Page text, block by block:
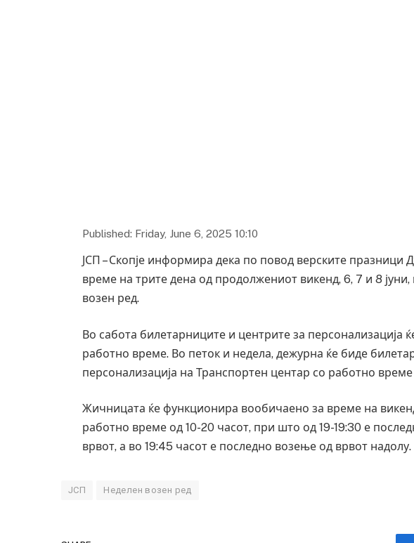
Published: Friday, June 6, 2025 10:10
ЈСП – Скопје информира дека по повод верските празници
време на трите дена од продолжениот викенд, 6, 7 и 8
возен ред.
Во сабота билетарниците и центрите за персонализација
работно време. Во петок и недела, дежурна ќе биде
персонализација на Транспортен центар со работно
Жичницата ќе функционира вообичаено за време на
работно време од 10-20 часот, при што од 19-19:30 е
врвот, а во 19:45 часот е последно возење од врвот надолу.
ЈСП Неделен возен ред